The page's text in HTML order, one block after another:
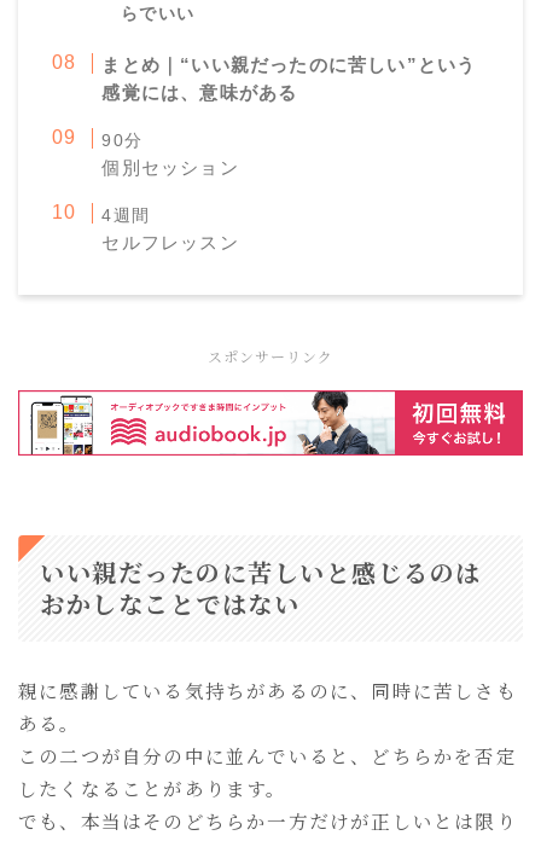
らでいい
まとめ｜“いい親だったのに苦しい”という
感覚には、意味がある
90分
個別セッション
4週間
セルフレッスン
スポンサーリンク
いい親だったのに苦しいと感じるのは
おかしなことではない
親に感謝している気持ちがあるのに、同時に苦しさも
ある。
この二つが自分の中に並んでいると、どちらかを否定
したくなることがあります。
でも、本当はそのどちらか一方だけが正しいとは限り